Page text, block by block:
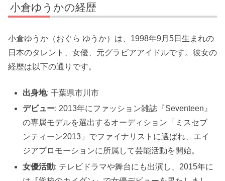
小倉ゆうかの経歴
小倉ゆうか（おぐら ゆうか）は、1998年9月5日生まれの
日本のタレント、女優、元グラビアアイドルです。彼女の
経歴は以下の通りです。
出身地: 千葉県市川市
デビュー: 2013年にファッション雑誌『Seventeen』
の専属モデルを選出するオーディション「ミスセブ
ンティーン2013」でファイナリストに選ばれ、エイ
ジアプロモーションに所属して芸能活動を開始。
女優活動: テレビドラマや舞台にも出演し、2015年に